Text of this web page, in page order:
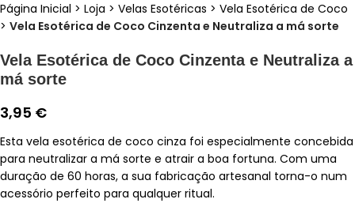
Página Inicial > Loja > Velas Esotéricas > Vela Esotérica de Coco
> Vela Esotérica de Coco Cinzenta e Neutraliza a má sorte
Vela Esotérica de Coco Cinzenta e Neutraliza a
má sorte
3,95 €
Esta vela esotérica de coco cinza foi especialmente concebida
para neutralizar a má sorte e atrair a boa fortuna. Com uma
duração de 60 horas, a sua fabricação artesanal torna-o num
acessório perfeito para qualquer ritual.